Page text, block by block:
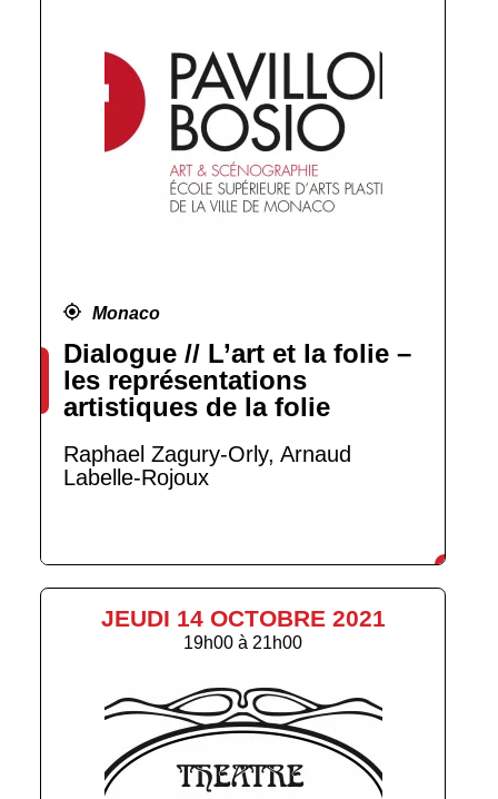
Monaco
Dialogue // L’art et la folie –
les représentations
artistiques de la folie
Raphael Zagury-Orly, Arnaud
Labelle-Rojoux
JEUDI 14 OCTOBRE 2021
19h00 à 21h00